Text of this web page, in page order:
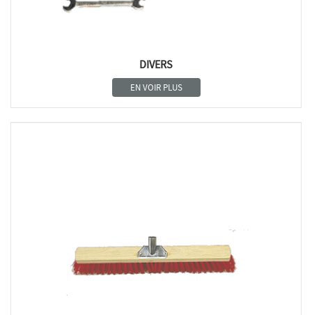
DIVERS
EN VOIR PLUS